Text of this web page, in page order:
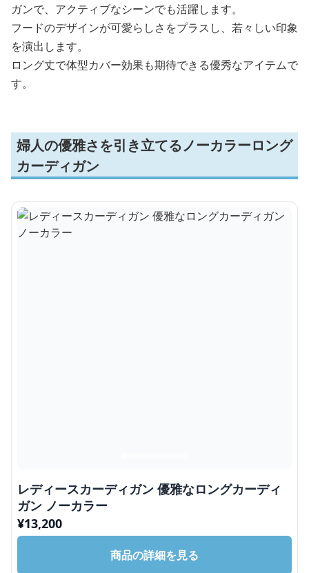
ガンで、アクティブなシーンでも活躍します。
フードのデザインが可愛らしさをプラスし、若々しい印象
を演出します。
ロング丈で体型カバー効果も期待できる優秀なアイテムで
す。
婦人の優雅さを引き立てるノーカラーロング
カーディガン
レディースカーディガン 優雅なロングカーディ
ガン ノーカラー
¥13,200
商品の詳細を見る